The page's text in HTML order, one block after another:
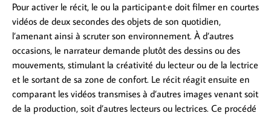
Pour activer le récit, le ou la participant·e doit filmer en courtes
vidéos de deux secondes des objets de son quotidien,
l’amenant ainsi à scruter son environnement. À d’autres
occasions, le narrateur demande plutôt des dessins ou des
mouvements, stimulant la créativité du lecteur ou de la lectrice
et le sortant de sa zone de confort. Le récit réagit ensuite en
comparant les vidéos transmises à d’autres images venant soit
de la production, soit d’autres lecteurs ou lectrices. Ce procédé